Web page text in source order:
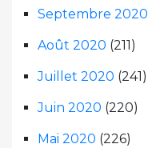
Septembre 2020
Août 2020 (211)
Juillet 2020 (241)
Juin 2020 (220)
Mai 2020 (226)